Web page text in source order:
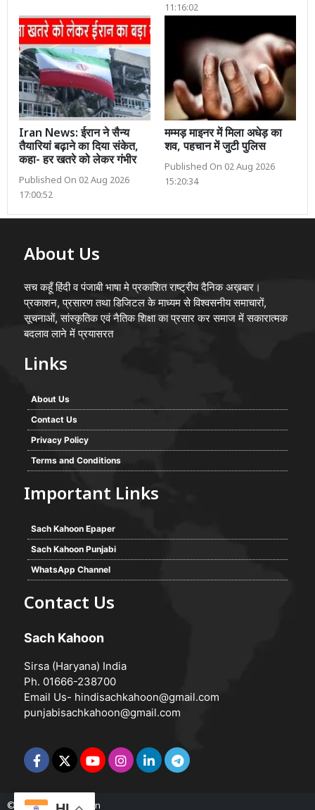
11:16:02
Iran News: ईरान ने सैन्य
तैयारियां बढ़ाने का दिया संकेत,
कहा- हर खतरे को लेकर गंभीर
Published On 02 Aug 2026
17:00:52
मम्मड़ माइनर में मिला अधेड़ का
शव, पहचान में जुटी पुलिस
Published On 02 Aug 2026
15:20:34
About Us
सच कहूँ हिंदी व पंजाबी भाषा मे प्रकाशित राष्ट्रीय दैनिक अख़बार।
प्रकाशन, प्रसारण तथा डिजिटल के माध्यम से विश्वसनीय समाचारों,
सूचनाओं, सांस्कृतिक एवं नैतिक शिक्षा का प्रसार कर समाज में सकारात्मक
बदलाव लाने में प्रयासरत
Links
About Us
Contact Us
Privacy Policy
Terms and Conditions
Important Links
Sach Kahoon Epaper
Sach Kahoon Punjabi
WhatsApp Channel
Contact Us
Sach Kahoon
Sirsa (Haryana) India
Ph. 01666-238700
Email Us- hindisachkahoon@gmail.com
punjabisachkahoon@gmail.com
© 2026 -Sach Kahoon